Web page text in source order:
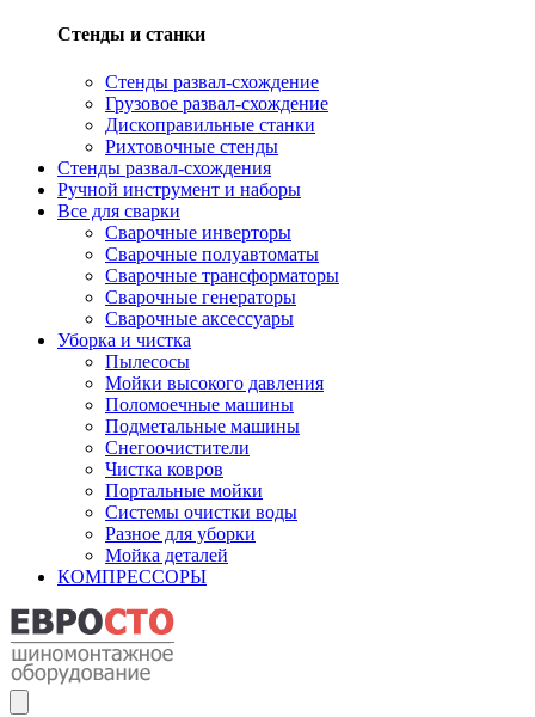
Стенды и станки
Стенды развал-схождение
Грузовое развал-схождение
Дископравильные станки
Рихтовочные стенды
Стенды развал-схождения
Ручной инструмент и наборы
Все для сварки
Сварочные инверторы
Сварочные полуавтоматы
Сварочные трансформаторы
Сварочные генераторы
Сварочные аксессуары
Уборка и чистка
Пылесосы
Мойки высокого давления
Поломоечные машины
Подметальные машины
Снегоочистители
Чистка ковров
Портальные мойки
Системы очистки воды
Разное для уборки
Мойка деталей
КОМПРЕССОРЫ